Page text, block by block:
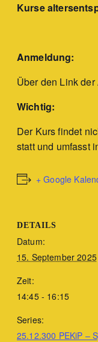
Kurse
Anmeldung:
Über den Link
Wichtig:
Der Kurs findet
statt und umfasst
+ Google
DETAILS
Datum:
15. September 2025
Zeit:
14:45 - 16:15
Series:
25.12.300 PEKiP –